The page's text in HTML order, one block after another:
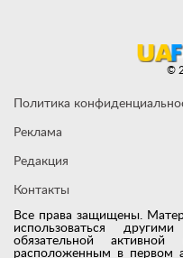
Все права защищены.
использоваться
обязательной активной
расположенным в первом
Политика
Реклама
Редакция
Контакты
©